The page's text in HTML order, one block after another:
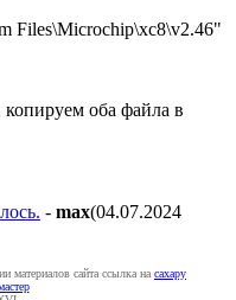
Files\Microchip\xc8\v2.46"
копируем оба файла в
- max(04.07.2024
материалов сайта ссылка на caxapу